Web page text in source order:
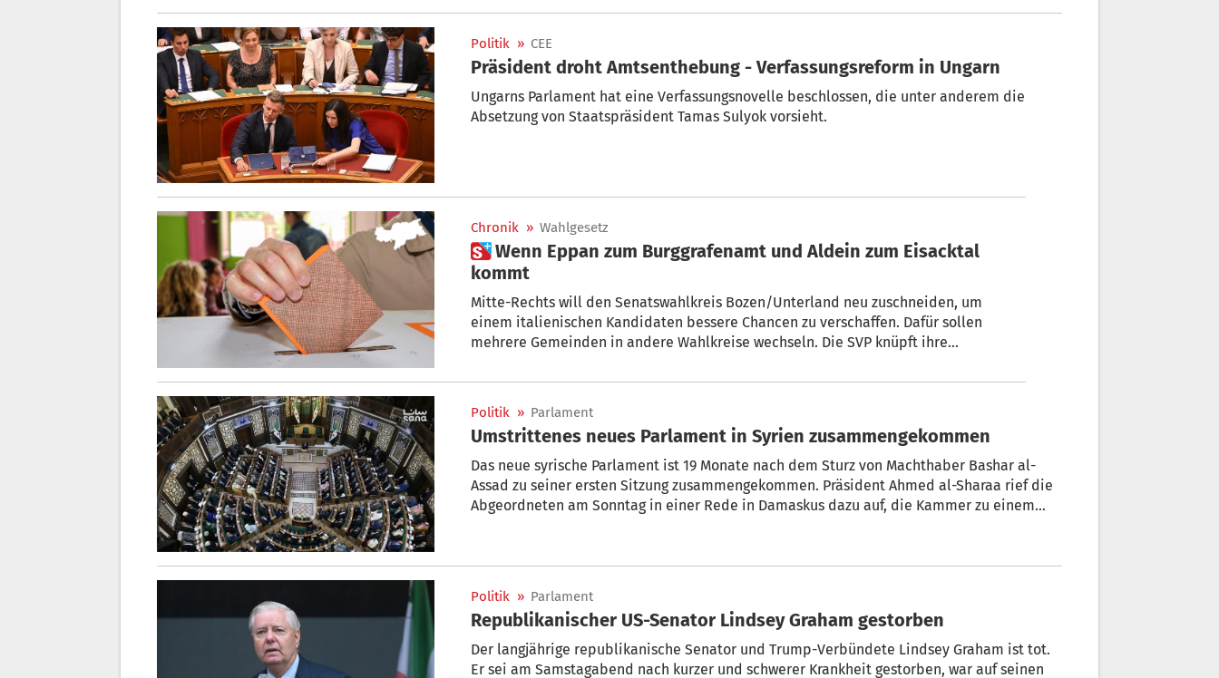
Politik » CEE
Präsident droht Amtsenthebung - Verfassungsreform in Ungarn
Ungarns Parlament hat eine Verfassungsnovelle beschlossen, die unter anderem die
Absetzung von Staatspräsident Tamas Sulyok vorsieht.
Chronik » Wahlgesetz
 Wenn Eppan zum Burggrafenamt und Aldein zum Eisacktal
kommt
Mitte-Rechts will den Senatswahlkreis Bozen/Unterland neu zuschneiden, um
einem italienischen Kandidaten bessere Chancen zu verschaffen. Dafür sollen
mehrere Gemeinden in andere Wahlkreise wechseln. Die SVP knüpft ihre
Politik » Parlament
Umstrittenes neues Parlament in Syrien zusammengekommen
Das neue syrische Parlament ist 19 Monate nach dem Sturz von Machthaber Bashar al-
Assad zu seiner ersten Sitzung zusammengekommen. Präsident Ahmed al-Sharaa rief die
Abgeordneten am Sonntag in einer Rede in Damaskus dazu auf, die Kammer zu einem
aufzubauen.
Politik » Parlament
Republikanischer US-Senator Lindsey Graham gestorben
Der langjährige republikanische Senator und Trump-Verbündete Lindsey Graham ist tot.
Er sei am Samstagabend nach kurzer und schwerer Krankheit gestorben, war auf seinen